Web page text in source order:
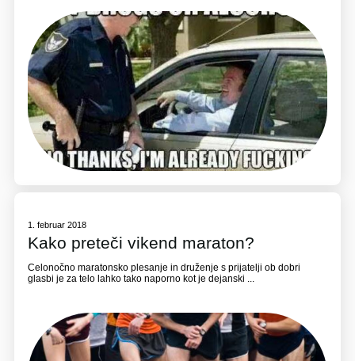
1. februar 2018
Kako preteči vikend maraton?
Celonočno maratonsko plesanje in druženje s prijatelji ob dobri
glasbi je za telo lahko tako naporno kot je dejanski ...